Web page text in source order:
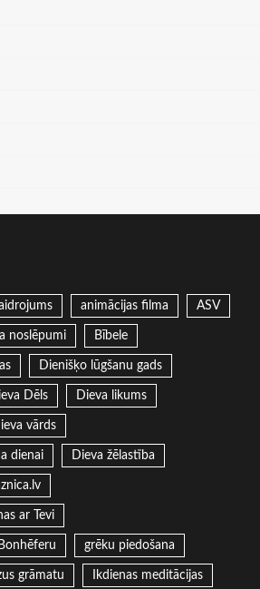
animācijas filma ASV
noslēpumi Bībele
Dienišķo lūgšanu gads
Dēls Dieva likums
vārds
dienai Dieva žēlastība
ar Tevi
grēku piedošana
grāmatu Ikdienas meditācijas